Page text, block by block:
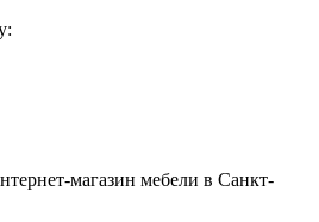
магазин мебели в Санкт-